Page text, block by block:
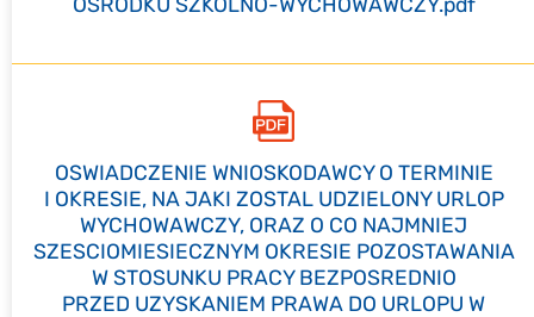
OSRODKU SZKOLNO-WYCHOWAWCZY.pdf
OSWIADCZENIE WNIOSKODAWCY O TERMINIE
I OKRESIE, NA JAKI ZOSTAL UDZIELONY URLOP
WYCHOWAWCZY, ORAZ O CO NAJMNIEJ
SZESCIOMIESIECZNYM OKRESIE POZOSTAWANIA
W STOSUNKU PRACY BEZPOSREDNIO
PRZED UZYSKANIEM PRAWA DO URLOPU W